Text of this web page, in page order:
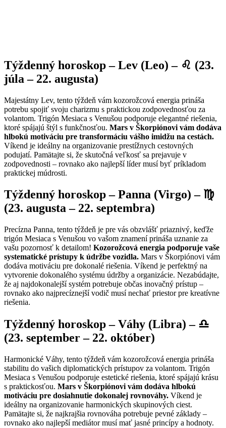
Týždenný horoskop – Lev (Leo) – ♌ (23.
júla – 22. augusta)
Majestátny Lev, tento týždeň vám kozorožcová energia prináša
potrebu spojiť svoju charizmu s praktickou zodpovednosťou za
volantom. Trigón Mesiaca s Venušou podporuje elegantné riešenia,
ktoré spájajú štýl s funkčnosťou. Mars v Škorpiónovi vám dodáva
hlbokú motiváciu pre transformáciu vášho imidžu na cestách.
Víkend je ideálny na organizovanie prestížnych cestovných
podujatí. Pamätajte si, že skutočná veľkosť sa prejavuje v
zodpovednosti – rovnako ako najlepší líder musí byť príkladom
praktickej múdrosti.
Týždenný horoskop – Panna (Virgo) – ♍
(23. augusta – 22. septembra)
Precízna Panna, tento týždeň je pre vás obzvlášť priaznivý, keďže
trigón Mesiaca s Venušou vo vašom znamení prináša uznanie za
vašu pozornosť k detailom! Kozorožcová energia podporuje vaše
systematické prístupy k údržbe vozidla. Mars v Škorpiónovi vám
dodáva motiváciu pre dokonalé riešenia. Víkend je perfektný na
vytvorenie dokonalého systému údržby a organizácie. Nezabúdajte,
že aj najdokonalejší systém potrebuje občas inovačný prístup –
rovnako ako najprecíznejší vodič musí nechať priestor pre kreatívne
riešenia.
Týždenný horoskop – Váhy (Libra) – ♎
(23. september – 22. október)
Harmonické Váhy, tento týždeň vám kozorožcová energia prináša
stabilitu do vašich diplomatických prístupov za volantom. Trigón
Mesiaca s Venušou podporuje estetické riešenia, ktoré spájajú krásu
s praktickosťou. Mars v Škorpiónovi vám dodáva hlbokú
motiváciu pre dosiahnutie dokonalej rovnováhy. Víkend je
ideálny na organizovanie harmonických skupinových ciest.
Pamätajte si, že najkrajšia rovnováha potrebuje pevné základy –
rovnako ako najlepší mediátor musí mať jasné princípy a hodnoty.